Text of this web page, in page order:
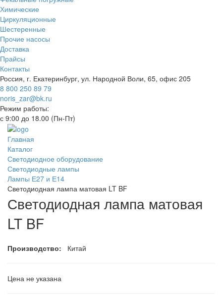
Химические
Циркуляционные
Шестеренные
Прочие насосы
Доставка
Прайсы
Контакты
Россия, г. Екатеринбург, ул. Народной Воли, 65, офис 205
8 800 250 89 79
noris_zar@bk.ru
Режим работы:
с 9:00 до 18.00 (Пн-Пт)
Главная
Каталог
Светодиодное оборудование
Светодиодные лампы
Лампы Е27 и Е14
Светодиодная лампа матовая LT BF
Светодиодная лампа матовая
LT BF
Производство: Китай
Цена не указана